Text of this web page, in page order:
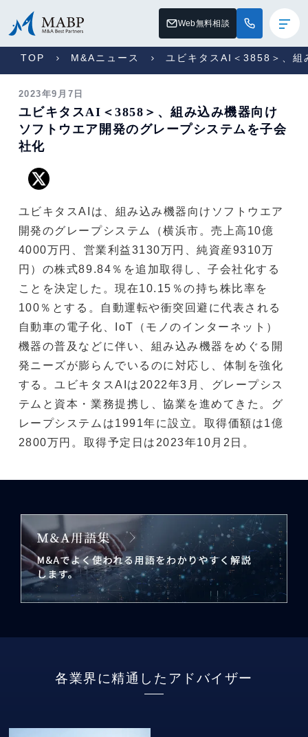
Web無料相談
TOP M&Aニュース ユビキタスAI＜3858＞、組
2023年9月7日
ユビキタスAI＜3858＞、組み込み機器向け
ソフトウエア開発のグレープシステムを子会
社化
ユビキタスAIは、組み込み機器向けソフトウエア
開発のグレープシステム（横浜市。売上高10億
4000万円、営業利益3130万円、純資産9310万
円）の株式89.84％を追加取得し、子会社化する
ことを決定した。現在10.15％の持ち株比率を
100％とする。自動運転や衝突回避に代表される
自動車の電子化、IoT（モノのインターネット）
機器の普及などに伴い、組み込み機器をめぐる開
発ニーズが膨らんでいるのに対応し、体制を強化
する。ユビキタスAIは2022年3月、グレープシス
テムと資本・業務提携し、協業を進めてきた。グ
レープシステムは1991年に設立。取得価額は1億
2800万円。取得予定日は2023年10月2日。
各業界に精通したアドバイザー